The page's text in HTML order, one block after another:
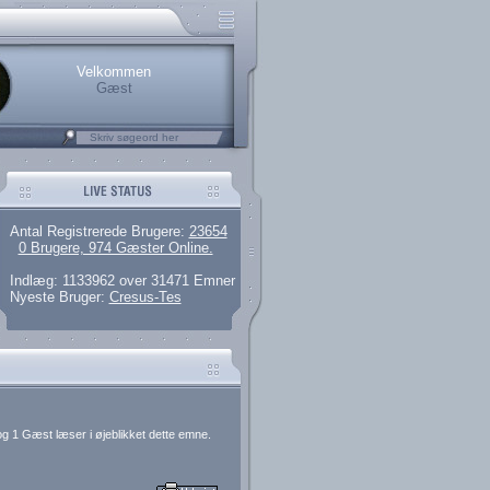
brugere
artikler og 135 guides
her.
Velkommen
Gæst
Antal Registrerede Brugere: 23654
0 Brugere, 974 Gæster Online.
Indlæg: 1133962 over 31471 Emner
Nyeste Bruger: Cresus-Tes
1 Gæst læser i øjeblikket dette emne.